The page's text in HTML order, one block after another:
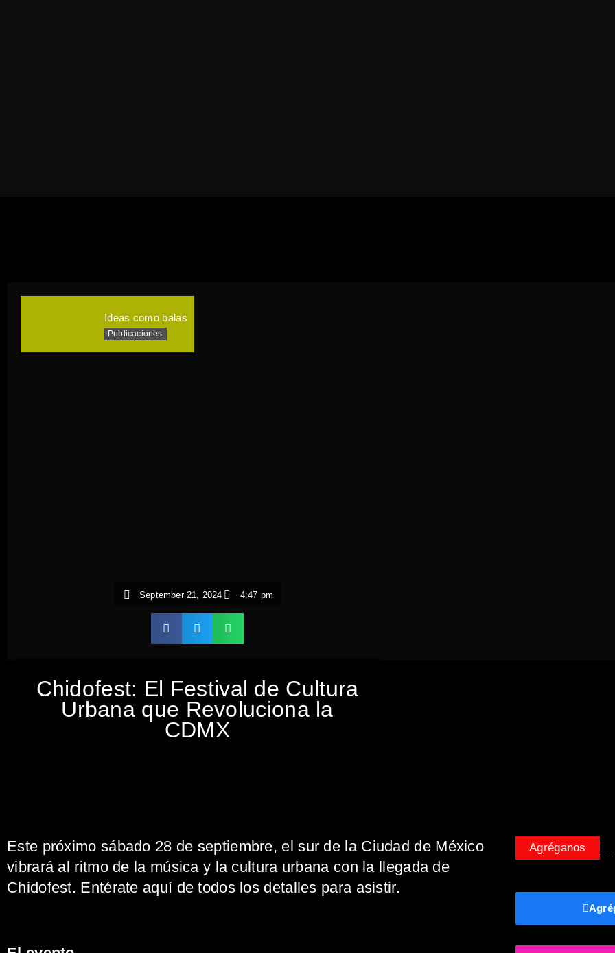
Ideas como balas
Publicaciones
September 21, 2024 4:47 pm
Chidofest: El Festival de Cultura
Urbana que Revoluciona la
CDMX
Este próximo sábado 28 de septiembre, el sur de la Ciudad de México
vibrará al ritmo de la música y la cultura urbana con la llegada de
Chidofest. Entérate aquí de todos los detalles para asistir.
Agréganos